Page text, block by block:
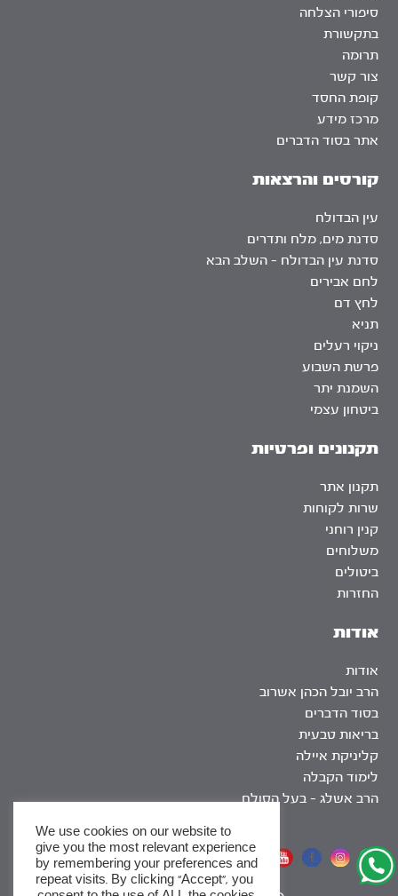
אודות
אודות
הרב יובל הכהן אשרוב
בסוד הדברים
בריאות טבעית
קליניקת איילה
לימוד הקבלה
הרב אשלג – בעל הסולם
סיפורי הצלחה
בתקשורת
תרומה
צור קשר
קופת החסד
מרכז מידע
אתר בסוד הדברים
קורסים והרצאות
עין הבדולח
סדנת מים, מלח ותדרים
סדנת עין הבדולח – השלב הבא
לחם אבירים
לחץ דם
תניא
ניקוי רעלים
פרשת השבוע
השמנת יתר
ביטחון עצמי
תקנונים ופרטיות
תקנון אתר
שרות לקוחות
קנין רוחני
משלוחים
ביטולים
החזרות
אתר שומר שבת
We use cookies on our website to
give you the most relevant experience
by remembering your preferences and
repeat visits. By clicking “Accept”, you